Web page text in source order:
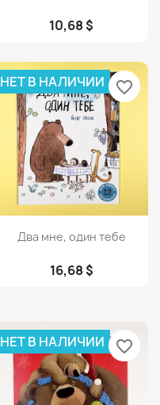
10,68 $
Просмотр
Два мне, один тебе
16,68 $
НЕТ В НАЛИЧИИ favorite_border
НЕТ В НАЛИЧИИ favorite_border